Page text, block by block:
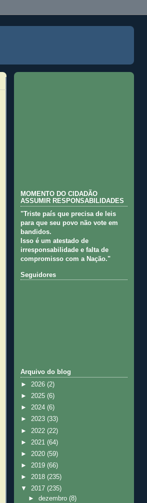
MOMENTO DO CIDADÃO
ASSUMIR RESPONSABILIDADES
"Triste país que precisa de leis
para que seu povo não vote em
bandidos.
Isso é um atestado de
irresponsabilidade e falta de
compromisso com a Nação."
Seguidores
Arquivo do blog
► 2026 (2)
► 2025 (6)
► 2024 (6)
► 2023 (33)
► 2022 (22)
► 2021 (64)
► 2020 (59)
► 2019 (66)
► 2018 (235)
▼ 2017 (235)
►dezembro(8)